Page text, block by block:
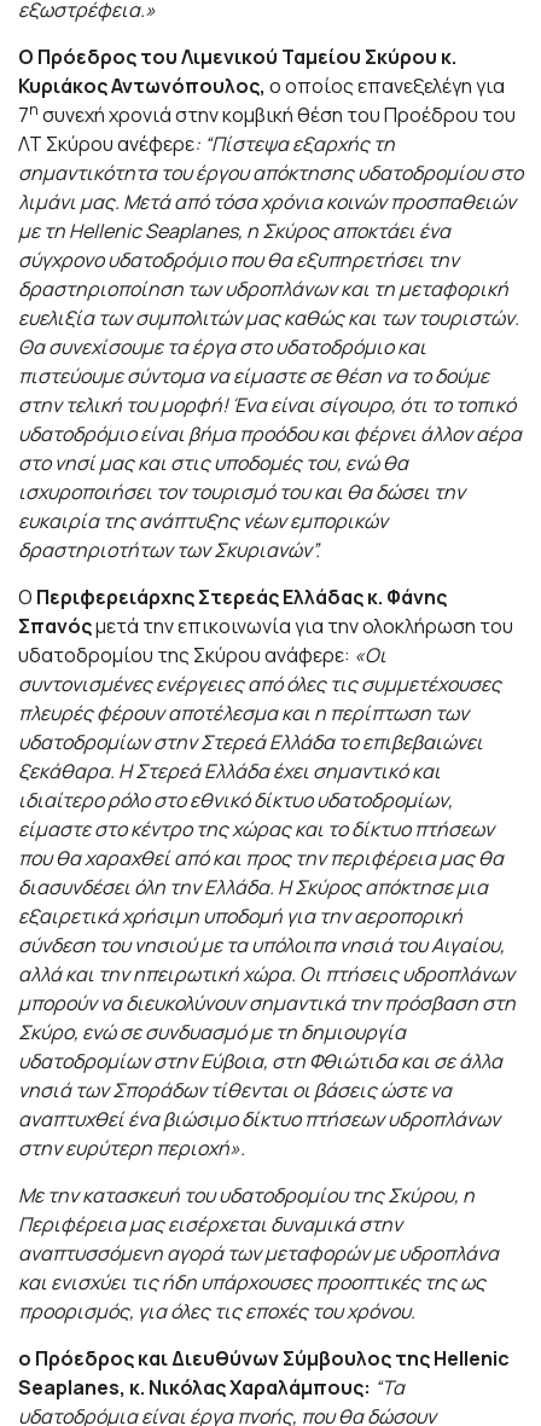
εξωστρέφεια.»
O Πρόεδρος του Λιμενικού Ταμείου Σκύρου κ.
Κυριάκος Αντωνόπουλος, ο οποίος επανεξελέγη για
7η συνεχή χρονιά στην κομβική θέση του Προέδρου του
ΛΤ Σκύρου ανέφερε: “Πίστεψα εξαρχής τη
σημαντικότητα του έργου απόκτησης υδατοδρομίου στο
λιμάνι μας. Μετά από τόσα χρόνια κοινών προσπαθειών
με τηHellenicSeaplanes, η Σκύρος αποκτάει ένα
σύγχρονο υδατοδρόμιο που θα εξυπηρετήσει την
δραστηριοποίηση των υδροπλάνων και τη μεταφορική
ευελιξία των συμπολιτών μας καθώς και των τουριστών.
Θα συνεχίσουμε τα έργα στο υδατοδρόμιο και
πιστεύουμε σύντομα να είμαστε σε θέση να το δούμε
στην τελική του μορφή! Ένα είναι σίγουρο, ότι το τοπικό
υδατοδρόμιο είναι βήμα προόδου και φέρνει άλλον αέρα
στο νησί μας και στις υποδομές του, ενώ θα
ισχυροποιήσει τον τουρισμό του και θα δώσει την
ευκαιρία της ανάπτυξης νέων εμπορικών
δραστηριοτήτων των Σκυριανών”.
Ο Περιφερειάρχης Στερεάς Ελλάδας κ. Φάνης
Σπανόςμετά την επικοινωνία για την ολοκλήρωση του
υδατοδρομίου της Σκύρου ανάφερε: «Οι
συντονισμένες ενέργειες από όλες τις συμμετέχουσες
πλευρές φέρουν αποτέλεσμα και η περίπτωση των
υδατοδρομίων στην Στερεά Ελλάδα το επιβεβαιώνει
ξεκάθαρα. Η Στερεά Ελλάδα έχει σημαντικό και
ιδιαίτερο ρόλο στο εθνικό δίκτυο υδατοδρομίων,
είμαστε στο κέντρο της χώρας και το δίκτυο πτήσεων
που θα χαραχθεί από και προς την περιφέρεια μας θα
διασυνδέσει όλη την Ελλάδα. Η Σκύρος απόκτησε μια
εξαιρετικά χρήσιμη υποδομή για την αεροπορική
σύνδεση του νησιού με τα υπόλοιπα νησιά του Αιγαίου,
αλλά και την ηπειρωτική χώρα. Οι πτήσεις υδροπλάνων
μπορούν να διευκολύνουν σημαντικά την πρόσβαση στη
Σκύρο, ενώ σε συνδυασμό με τη δημιουργία
υδατοδρομίων στην Εύβοια, στη Φθιώτιδα και σε άλλα
νησιά των Σποράδων τίθενται οι βάσεις ώστε να
αναπτυχθεί ένα βιώσιμο δίκτυο πτήσεων υδροπλάνων
στην ευρύτερη περιοχή».
Με την κατασκευή του υδατοδρομίου της Σκύρου, η
Περιφέρεια μας εισέρχεται δυναμικά στην
αναπτυσσόμενη αγορά των μεταφορών με υδροπλάνα
και ενισχύει τις ήδη υπάρχουσες προοπτικές της ως
προορισμός, για όλες τις εποχές του χρόνου.
ο Πρόεδρος και Διευθύνων Σύμβουλος τηςHellenic
Seaplanes, κ. Νικόλας Χαραλάμπους: “Τα
υδατοδρόμια είναι έργα πνοής, που θα δώσουν